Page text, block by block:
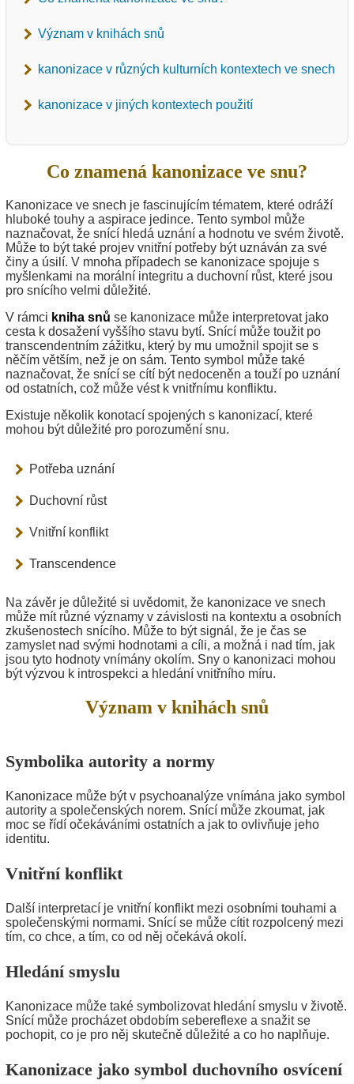
Význam v knihách snů
kanonizace v různých kulturních kontextech ve snech
kanonizace v jiných kontextech použití
Co znamená kanonizace ve snu?
Kanonizace ve snech je fascinujícím tématem, které odráží
hluboké touhy a aspirace jedince. Tento symbol může
naznačovat, že snící hledá uznání a hodnotu ve svém životě.
Může to být také projev vnitřní potřeby být uznáván za své
činy a úsilí. V mnoha případech se kanonizace spojuje s
myšlenkami na morální integritu a duchovní růst, které jsou
pro snícího velmi důležité.
V rámci kniha snů se kanonizace může interpretovat jako
cesta k dosažení vyššího stavu bytí. Snící může toužit po
transcendentním zážitku, který by mu umožnil spojit se s
něčím větším, než je on sám. Tento symbol může také
naznačovat, že snící se cítí být nedoceněn a touží po uznání
od ostatních, což může vést k vnitřnímu konfliktu.
Existuje několik konotací spojených s kanonizací, které
mohou být důležité pro porozumění snu.
Potřeba uznání
Duchovní růst
Vnitřní konflikt
Transcendence
Na závěr je důležité si uvědomit, že kanonizace ve snech
může mít různé významy v závislosti na kontextu a osobních
zkušenostech snícího. Může to být signál, že je čas se
zamyslet nad svými hodnotami a cíli, a možná i nad tím, jak
jsou tyto hodnoty vnímány okolím. Sny o kanonizaci mohou
být výzvou k introspekci a hledání vnitřního míru.
Význam v knihách snů
Symbolika autority a normy
Kanonizace může být v psychoanalýze vnímána jako symbol
autority a společenských norem. Snící může zkoumat, jak
moc se řídí očekáváními ostatních a jak to ovlivňuje jeho
identitu.
Vnitřní konflikt
Další interpretací je vnitřní konflikt mezi osobními touhami a
společenskými normami. Snící se může cítit rozpolcený mezi
tím, co chce, a tím, co od něj očekává okolí.
Hledání smyslu
Kanonizace může také symbolizovat hledání smyslu v životě.
Snící může procházet obdobím sebereflexe a snažit se
pochopit, co je pro něj skutečně důležité a co ho naplňuje.
Kanonizace jako symbol duchovního osvícení